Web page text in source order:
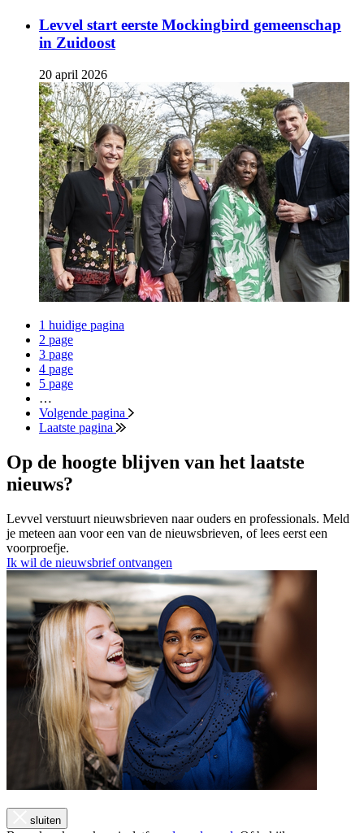
Levvel start eerste Mockingbird gemeenschap
in Zuidoost
20 april 2026
1 huidige pagina
2 page
3 page
4 page
5 page
…
Volgende pagina
Laatste pagina
Op de hoogte blijven van het laatste
nieuws?
Levvel verstuurt nieuwsbrieven naar ouders en professionals. Meld
je meteen aan voor een van de nieuwsbrieven, of lees eerst een
voorproefje.
Ik wil de nieuwsbrief ontvangen
sluiten